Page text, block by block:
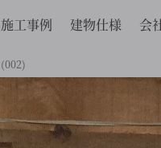
施工事例 建物仕様 会